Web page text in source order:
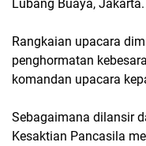
Lubang Buaya, Jakarta.
Rangkaian upacara
penghormatan
komandan upacara
Sebagaimana dilansir
Kesaktian Pancasila